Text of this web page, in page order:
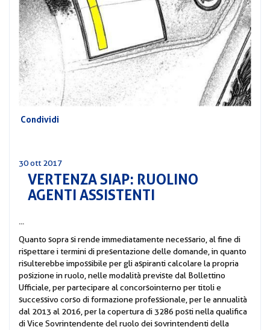
PREVIDENZA
CONVENZIONI
AREA
DIRIGENZIALE
COMUNICATI
CORSI
MOBILITÀ
DEL
PERSONALE
Condividi
30 ott 2017
VERTENZA SIAP: RUOLINO
AGENTI ASSISTENTI
...
Quanto sopra si rende immediatamente necessario, al fine di
rispettare i termini di presentazione delle domande, in quanto
risulterebbe impossibile per gli aspiranti calcolare la propria
posizione in ruolo, nelle modalità previste dal Bollettino
Ufficiale, per partecipare al concorso interno per titoli e
successivo corso di formazione professionale, per le annualità
dal 2013 al 2016, per la copertura di 3286 posti nella qualifica
di Vice Sovrintendente del ruolo dei sovrintendenti della